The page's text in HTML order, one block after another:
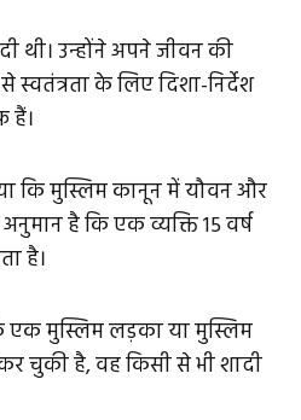
थी। उन्होंने अपने जीवन की
स्वतंत्रता के लिए दिशा-निर्देश
हैं।
कि मुस्लिम कानून में यौवन और
है कि एक व्यक्ति 15 वर्ष
है।
एक मुस्लिम लड़का या मुस्लिम
चुकी है, वह किसी से भी शादी